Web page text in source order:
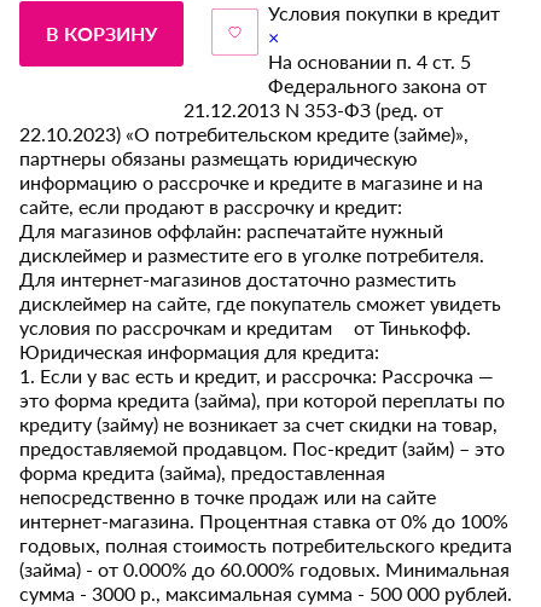
В КОРЗИНУ
Условия покупки в кредит
×
На основании п. 4 ст. 5
Федерального закона от
21.12.2013 N 353-ФЗ (ред. от
22.10.2023) «О потребительском кредите (займе)»,
партнеры обязаны размещать юридическую
информацию о рассрочке и кредите в магазине и на
сайте, если продают в рассрочку и кредит:
Для магазинов оффлайн: распечатайте нужный
дисклеймер и разместите его в уголке потребителя.
Для интернет-магазинов достаточно разместить
дисклеймер на сайте, где покупатель сможет увидеть
условия по рассрочкам и кредитам от Тинькофф.
Юридическая информация для кредита:
1. Если у вас есть и кредит, и рассрочка: Рассрочка —
это форма кредита (займа), при которой переплаты по
кредиту (займу) не возникает за счет скидки на товар,
предоставляемой продавцом. Пос-кредит (займ) – это
форма кредита (займа), предоставленная
непосредственно в точке продаж или на сайте
интернет-магазина. Процентная ставка от 0% до 100%
годовых, полная стоимость потребительского кредита
(займа) - от 0.000% до 60.000% годовых. Минимальная
сумма - 3000 р., максимальная сумма - 500 000 рублей.